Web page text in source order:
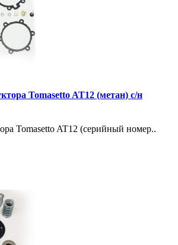
Tomasetto AT12 (метан) с/н
Tomasetto AT12 (серийный номер..